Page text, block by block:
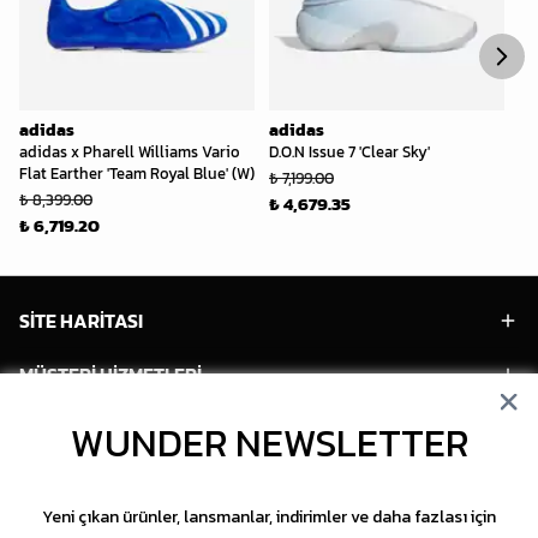
adidas
adidas x Pharell Williams Vario
Flat Earther 'Team Royal Blue' (W)
₺ 8,399.00
₺ 6,719.20
adidas
D.O.N Issue 7 'Clear Sky'
₺ 7,199.00
₺ 4,679.35
SİTE HARİTASI
MÜŞTERİ HİZMETLERİ
HESABIMWUNDER NEWSLETTER
Yeni çıkan ürünler, lansmanlar, indirimler ve daha fazlası için